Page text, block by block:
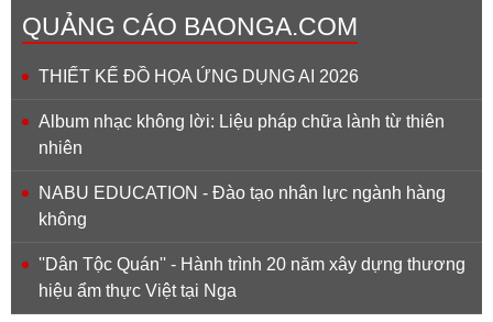
QUẢNG CÁO BAONGA.COM
THIẾT KẾ ĐỒ HỌA ỨNG DỤNG AI 2026
Album nhạc không lời: Liệu pháp chữa lành từ thiên
nhiên
NABU EDUCATION - Đào tạo nhân lực ngành hàng
không
''Dân Tộc Quán'' - Hành trình 20 năm xây dựng thương
hiệu ẩm thực Việt tại Nga